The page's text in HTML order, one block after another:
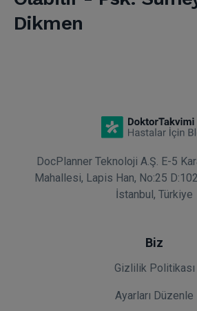
Dikmen
DocPlanner Teknoloji A.Ş. E-5
Mahallesi, Lapis Han, No:25
İstanbul, Türkiye
Biz
Gizlilik Politikası
Ayarları Düzenle